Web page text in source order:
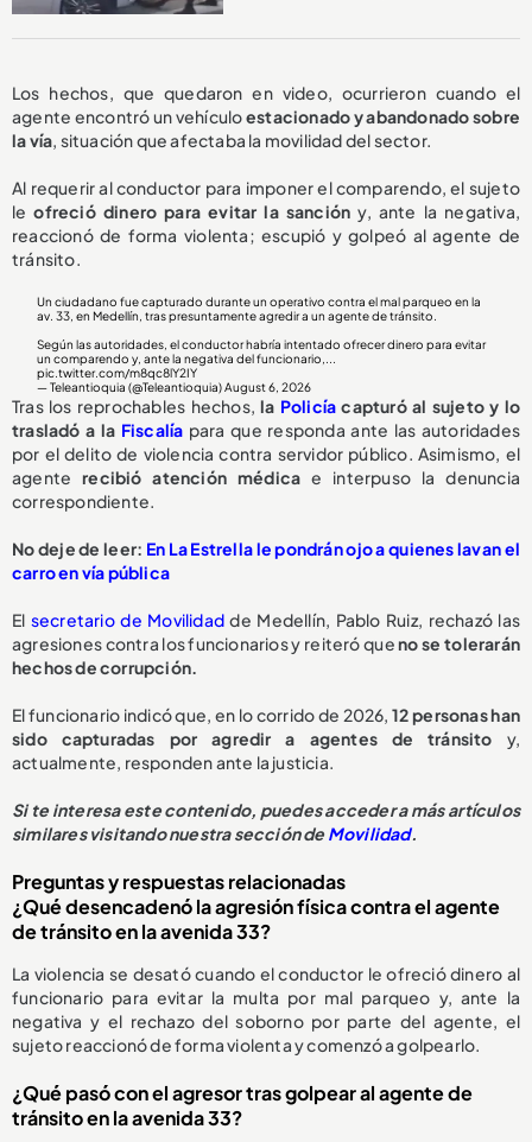
Los hechos, que quedaron en video, ocurrieron cuando el
agente encontró un vehículoestacionado y abandonado sobre
la vía, situación que afectaba la movilidad del sector.
Al requerir al conductor para imponer el comparendo, el sujeto
leofreció dinero para evitar la sanción y, ante la negativa,
reaccionó de forma violenta; escupió y golpeó al agente de
tránsito.
Un ciudadano fue capturado durante un operativo contra el mal parqueo en la
av. 33, en Medellín, tras presuntamente agredir a un agente de tránsito.
Según las autoridades, el conductor habría intentado ofrecer dinero para evitar
un comparendo y, ante la negativa del funcionario,...
pic.twitter.com/m8qc8lY2IY
— Teleantioquia (@Teleantioquia)August 6, 2026
Tras los reprochables hechos,la Policía capturó al sujeto y lo
trasladó a la Fiscalía para que responda ante las autoridades
por el delito de violencia contra servidor público. Asimismo, el
agenterecibió atención médica e interpuso la denuncia
correspondiente.
No deje de leer: En La Estrella le pondrán ojo a quienes lavan el
carro en vía pública
El secretario de Movilidad de Medellín, Pablo Ruiz, rechazó las
agresiones contra los funcionarios y reiteró queno se tolerarán
hechos de corrupción.
El funcionario indicó que, en lo corrido de 2026,12 personas han
sido capturadas por agredir a agentes de tránsito y,
actualmente, responden ante la justicia.
Si te interesa este contenido, puedes acceder a más artículos
similares visitando nuestra sección deMovilidad.
Preguntas y respuestas relacionadas
¿Qué desencadenó la agresión física contra el agente
de tránsito en la avenida 33?
La violencia se desató cuando el conductor le ofreció dinero al
funcionario para evitar la multa por mal parqueo y, ante la
negativa y el rechazo del soborno por parte del agente, el
sujeto reaccionó de forma violenta y comenzó a golpearlo.
¿Qué pasó con el agresor tras golpear al agente de
tránsito en la avenida 33?